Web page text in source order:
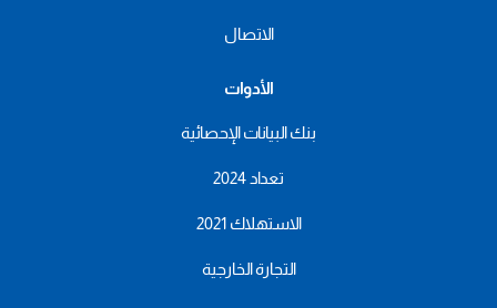
الاتصال
الأدوات
بنك البيانات الإحصائية
تعداد 2024
الاستهلاك 2021
التجارة الخارجية